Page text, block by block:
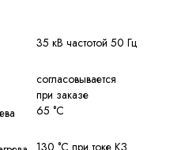
35 кВ частотой 50 Гц
согласовывается
при заказе
65 °C